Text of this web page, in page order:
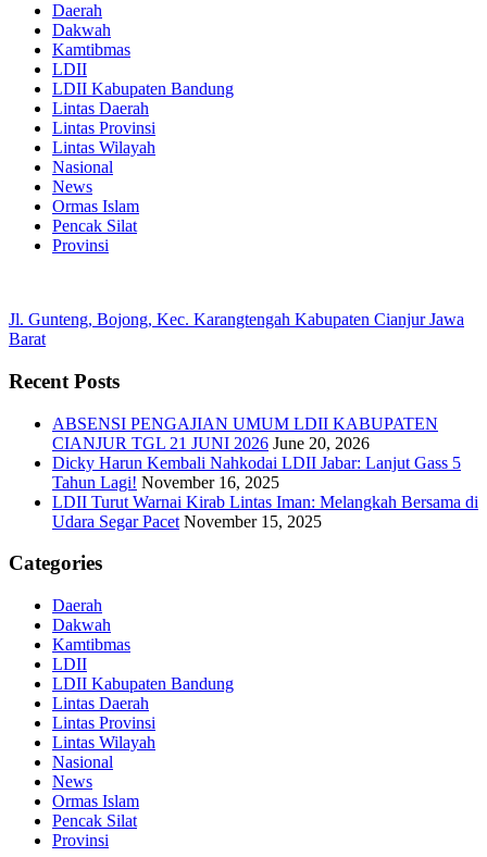
Daerah
Dakwah
Kamtibmas
LDII
LDII Kabupaten Bandung
Lintas Daerah
Lintas Provinsi
Lintas Wilayah
Nasional
News
Ormas Islam
Pencak Silat
Provinsi
Jl. Gunteng, Bojong, Kec. Karangtengah Kabupaten Cianjur Jawa
Barat
Recent Posts
ABSENSI PENGAJIAN UMUM LDII KABUPATEN
CIANJUR TGL 21 JUNI 2026 June 20, 2026
Dicky Harun Kembali Nahkodai LDII Jabar: Lanjut Gass 5
Tahun Lagi! November 16, 2025
LDII Turut Warnai Kirab Lintas Iman: Melangkah Bersama di
Udara Segar Pacet November 15, 2025
Categories
Daerah
Dakwah
Kamtibmas
LDII
LDII Kabupaten Bandung
Lintas Daerah
Lintas Provinsi
Lintas Wilayah
Nasional
News
Ormas Islam
Pencak Silat
Provinsi